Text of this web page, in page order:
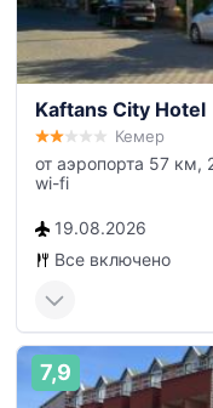
Kaftans City Hotel
Кемер
от аэропорта 57 км,
wi-fi
19.08.2026
Все включено
7,9